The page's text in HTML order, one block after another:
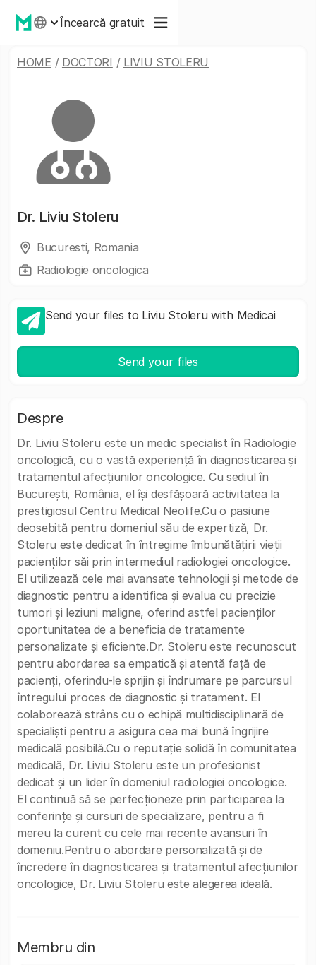
Încearcă gratuit
HOME / DOCTORI / LIVIU STOLERU
Dr. Liviu Stoleru
Bucuresti, Romania
Radiologie oncologica
Send your files to Liviu Stoleru with Medicai
Send your files
Despre
Dr. Liviu Stoleru este un medic specialist în Radiologie
oncologică, cu o vastă experiență în diagnosticarea și
tratamentul afecțiunilor oncologice. Cu sediul în
București, România, el își desfășoară activitatea la
prestigiosul Centru Medical Neolife.Cu o pasiune
deosebită pentru domeniul său de expertiză, Dr.
Stoleru este dedicat în întregime îmbunătățirii vieții
pacienților săi prin intermediul radiologiei oncologice.
El utilizează cele mai avansate tehnologii și metode de
diagnostic pentru a identifica și evalua cu precizie
tumori și leziuni maligne, oferind astfel pacienților
oportunitatea de a beneficia de tratamente
personalizate și eficiente.Dr. Stoleru este recunoscut
pentru abordarea sa empatică și atentă față de
pacienți, oferindu-le sprijin și îndrumare pe parcursul
întregului proces de diagnostic și tratament. El
colaborează strâns cu o echipă multidisciplinară de
specialiști pentru a asigura cea mai bună îngrijire
medicală posibilă.Cu o reputație solidă în comunitatea
medicală, Dr. Liviu Stoleru este un profesionist
dedicat și un lider în domeniul radiologiei oncologice.
El continuă să se perfecționeze prin participarea la
conferințe și cursuri de specializare, pentru a fi
mereu la curent cu cele mai recente avansuri în
domeniu.Pentru o abordare personalizată și de
încredere în diagnosticarea și tratamentul afecțiunilor
oncologice, Dr. Liviu Stoleru este alegerea ideală.
Membru din